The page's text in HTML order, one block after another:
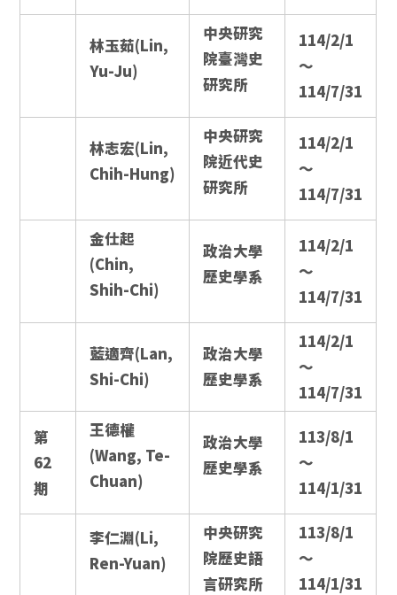
林玉茹(Lin,
Yu-Ju)
中央研究
院臺灣史
研究所
114/2/1
～
114/7/31
林志宏(Lin,
Chih-Hung)
中央研究
院近代史
研究所
114/2/1
～
114/7/31
金仕起
(Chin,
Shih-Chi)
政治大學
歷史學系
114/2/1
～
114/7/31
藍適齊(Lan,
Shi-Chi)
政治大學
歷史學系
114/2/1
～
114/7/31
第
62
期
王德權
(Wang, Te-
Chuan)
政治大學
歷史學系
113/8/1
～
114/1/31
李仁淵(Li,
Ren-Yuan)
中央研究
院歷史語
言研究所
113/8/1
～
114/1/31